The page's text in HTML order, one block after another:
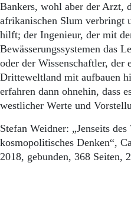
Bankers, wohl aber der Arzt,
afrikanischen Slum verbringt
hilft; der Ingenieur, der mit
Bewässerungssystemen das
oder der Wissenschaftler,
Dritteweltland mit aufbauen
erfahren dann ohnehin, dass
westlicher Werte und
Stefan Weidner: „Jenseits
kosmopolitisches Denken“,
2018, gebunden, 368 Seiten,